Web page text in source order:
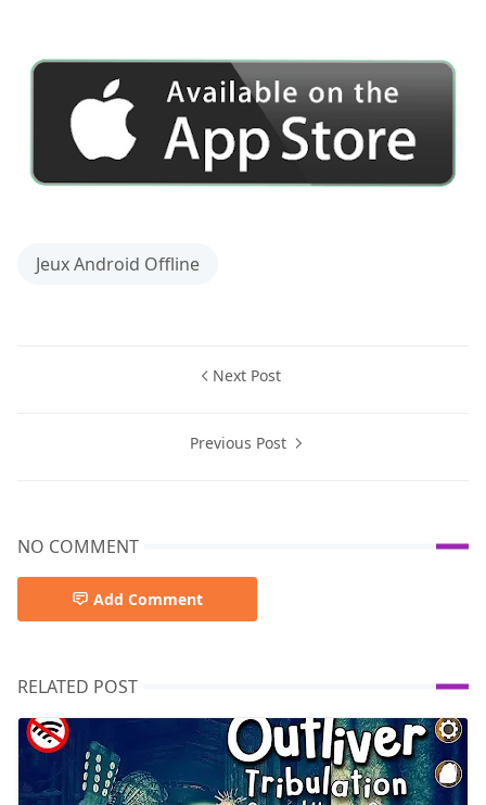
Jeux Android Offline
Next Post
Previous Post
NO COMMENT
Add Comment
RELATED POST